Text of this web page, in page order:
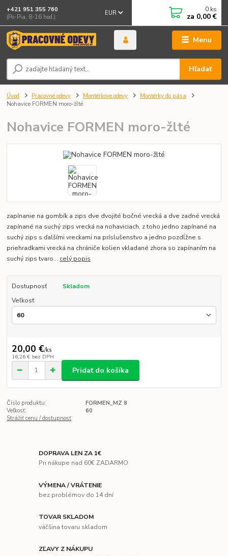
Menu
EUR
Hľadať
+421 951 355 760
(Po-Pia, 8-16 hod.)
0 ks
za 0,00 €
Úvod Pracovné odevy Montérkove odevy
Montérky do pása
Nohavice FORMEN moro-žlté
Nohavice FORMEN moro-žlté
zapínanie na gombík a zips dve dvojité bočné vrecká a dve zadné vrecká
zapínané na suchý zips vrecká na nohaviciach, z toho jedno zapínané na
suchý zips s ďalšími vreckami na príslušenstvo a jedno pozdĺžne s
priehradkami vrecká na chrániče kolien vkladané zhora so zapínaním na
suchý zips tvaro... celý popis
Dostupnosť
Skladom
Veľkosť
20,00 €/ks
16,26 € bez DPH
Pridať do košíka
Číslo produktu:
FORMEN_MZ 8
Veľkosť:
60
Strážiť cenu / dostupnosť
DOPRAVA LEN ZA 1€
Pri nákupe nad 60€ ZADARMO
VÝMENA / VRÁTENIE
bez problémov do 14 dní
TOVAR SKLADOM
väčšina tovaru skladom
ZĽAVY Z NÁKUPU